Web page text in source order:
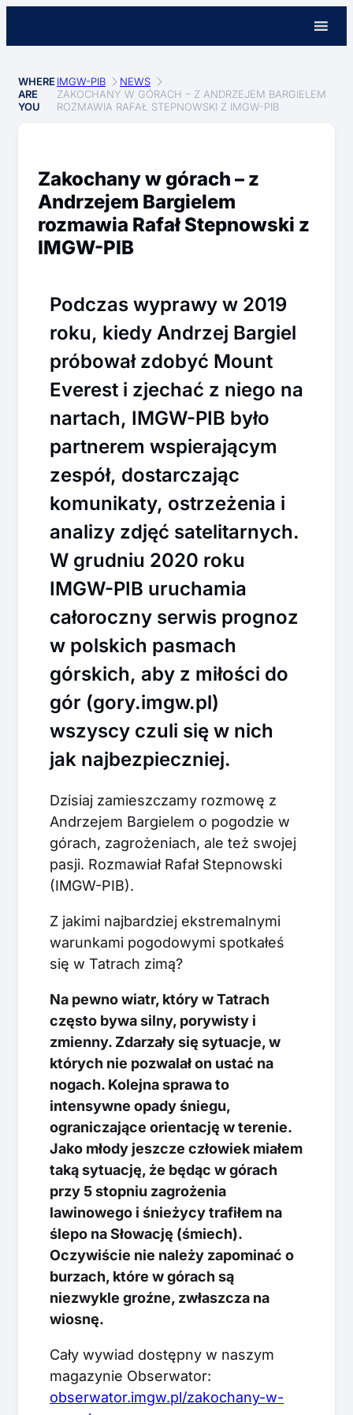
WHERE
ARE
YOU
IMGW-PIB
NEWS
ZAKOCHANY W GÓRACH – Z ANDRZEJEM BARGIELEM
ROZMAWIA RAFAŁ STEPNOWSKI Z IMGW-PIB
Zakochany w górach – z
Andrzejem Bargielem
rozmawia Rafał Stepnowski z
IMGW-PIB
Podczas wyprawy w 2019
roku, kiedy Andrzej Bargiel
próbował zdobyć Mount
Everest i zjechać z niego na
nartach, IMGW-PIB było
partnerem wspierającym
zespół, dostarczając
komunikaty, ostrzeżenia i
analizy zdjęć satelitarnych.
W grudniu 2020 roku
IMGW-PIB uruchamia
całoroczny serwis prognoz
w polskich pasmach
górskich, aby z miłości do
gór (gory.imgw.pl)
wszyscy czuli się w nich
jak najbezpieczniej.
Dzisiaj zamieszczamy rozmowę z
Andrzejem Bargielem o pogodzie w
górach, zagrożeniach, ale też swojej
pasji. Rozmawiał Rafał Stepnowski
(IMGW-PIB).
Z jakimi najbardziej ekstremalnymi
warunkami pogodowymi spotkałeś
się w Tatrach zimą?
Na pewno wiatr, który w Tatrach
często bywa silny, porywisty i
zmienny. Zdarzały się sytuacje, w
których nie pozwalał on ustać na
nogach. Kolejna sprawa to
intensywne opady śniegu,
ograniczające orientację w terenie.
Jako młody jeszcze człowiek miałem
taką sytuację, że będąc w górach
przy 5 stopniu zagrożenia
lawinowego i śnieżycy trafiłem na
ślepo na Słowację (śmiech).
Oczywiście nie należy zapominać o
burzach, które w górach są
niezwykle groźne, zwłaszcza na
wiosnę.
Cały wywiad dostępny w naszym
magazynie Obserwator:
obserwator.imgw.pl/zakochany-w-